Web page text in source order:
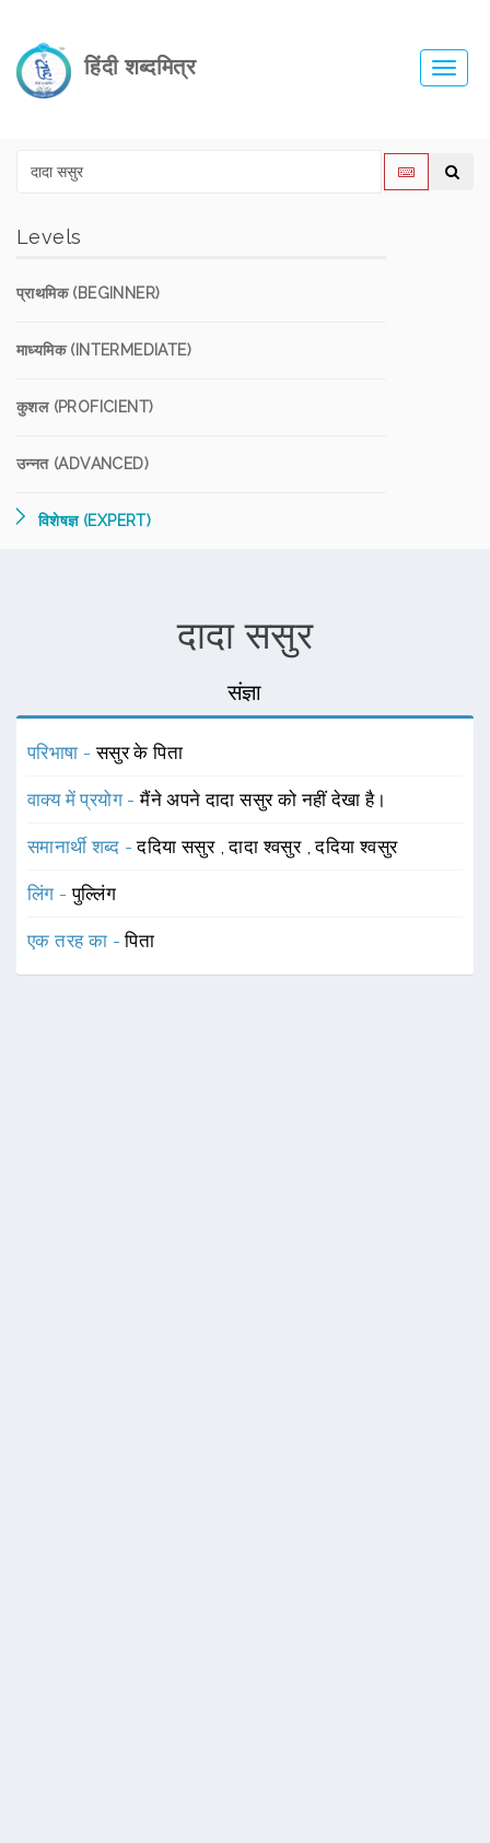
हिंदी शब्दमित्र
Levels
प्राथमिक (BEGINNER)
माध्यमिक (INTERMEDIATE)
कुशल (PROFICIENT)
उन्नत (ADVANCED)
विशेषज्ञ (EXPERT)
दादा ससुर
संज्ञा
परिभाषा -ससुर के पिता
वाक्य में प्रयोग -मैंने अपने दादा ससुर को नहीं देखा है।
समानार्थी शब्द -ददिया ससुर ,दादा श्वसुर ,ददिया श्वसुर
लिंग -पुल्लिंग
एक तरह का -पिता